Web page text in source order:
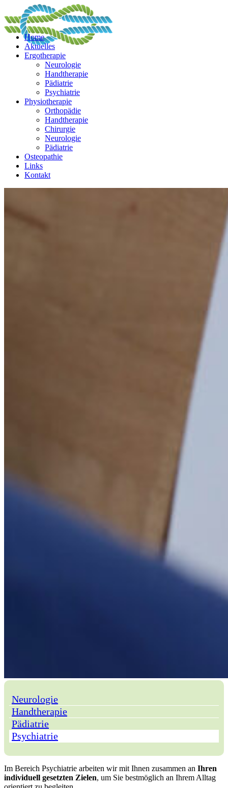
Home
Aktuelles
Ergotherapie
Neurologie
Handtherapie
Pädiatrie
Psychiatrie
Physiotherapie
Orthopädie
Handtherapie
Chirurgie
Neurologie
Pädiatrie
Osteopathie
Links
Kontakt
Neurologie
Handtherapie
Pädiatrie
Psychiatrie
Im Bereich Psychiatrie arbeiten wir mit Ihnen zusammen an Ihren
individuell gesetzten Zielen, um Sie bestmöglich an Ihrem Alltag